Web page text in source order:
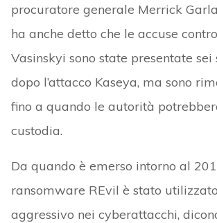
procuratore generale Merrick
ha anche detto che le accuse
Vasinskyi sono state presentate
dopo l’attacco Kaseya, ma sono
fino a quando le autorità
custodia.
Da quando è emerso intorno al
ransomware REvil è stato
aggressivo nei cyberattacchi,